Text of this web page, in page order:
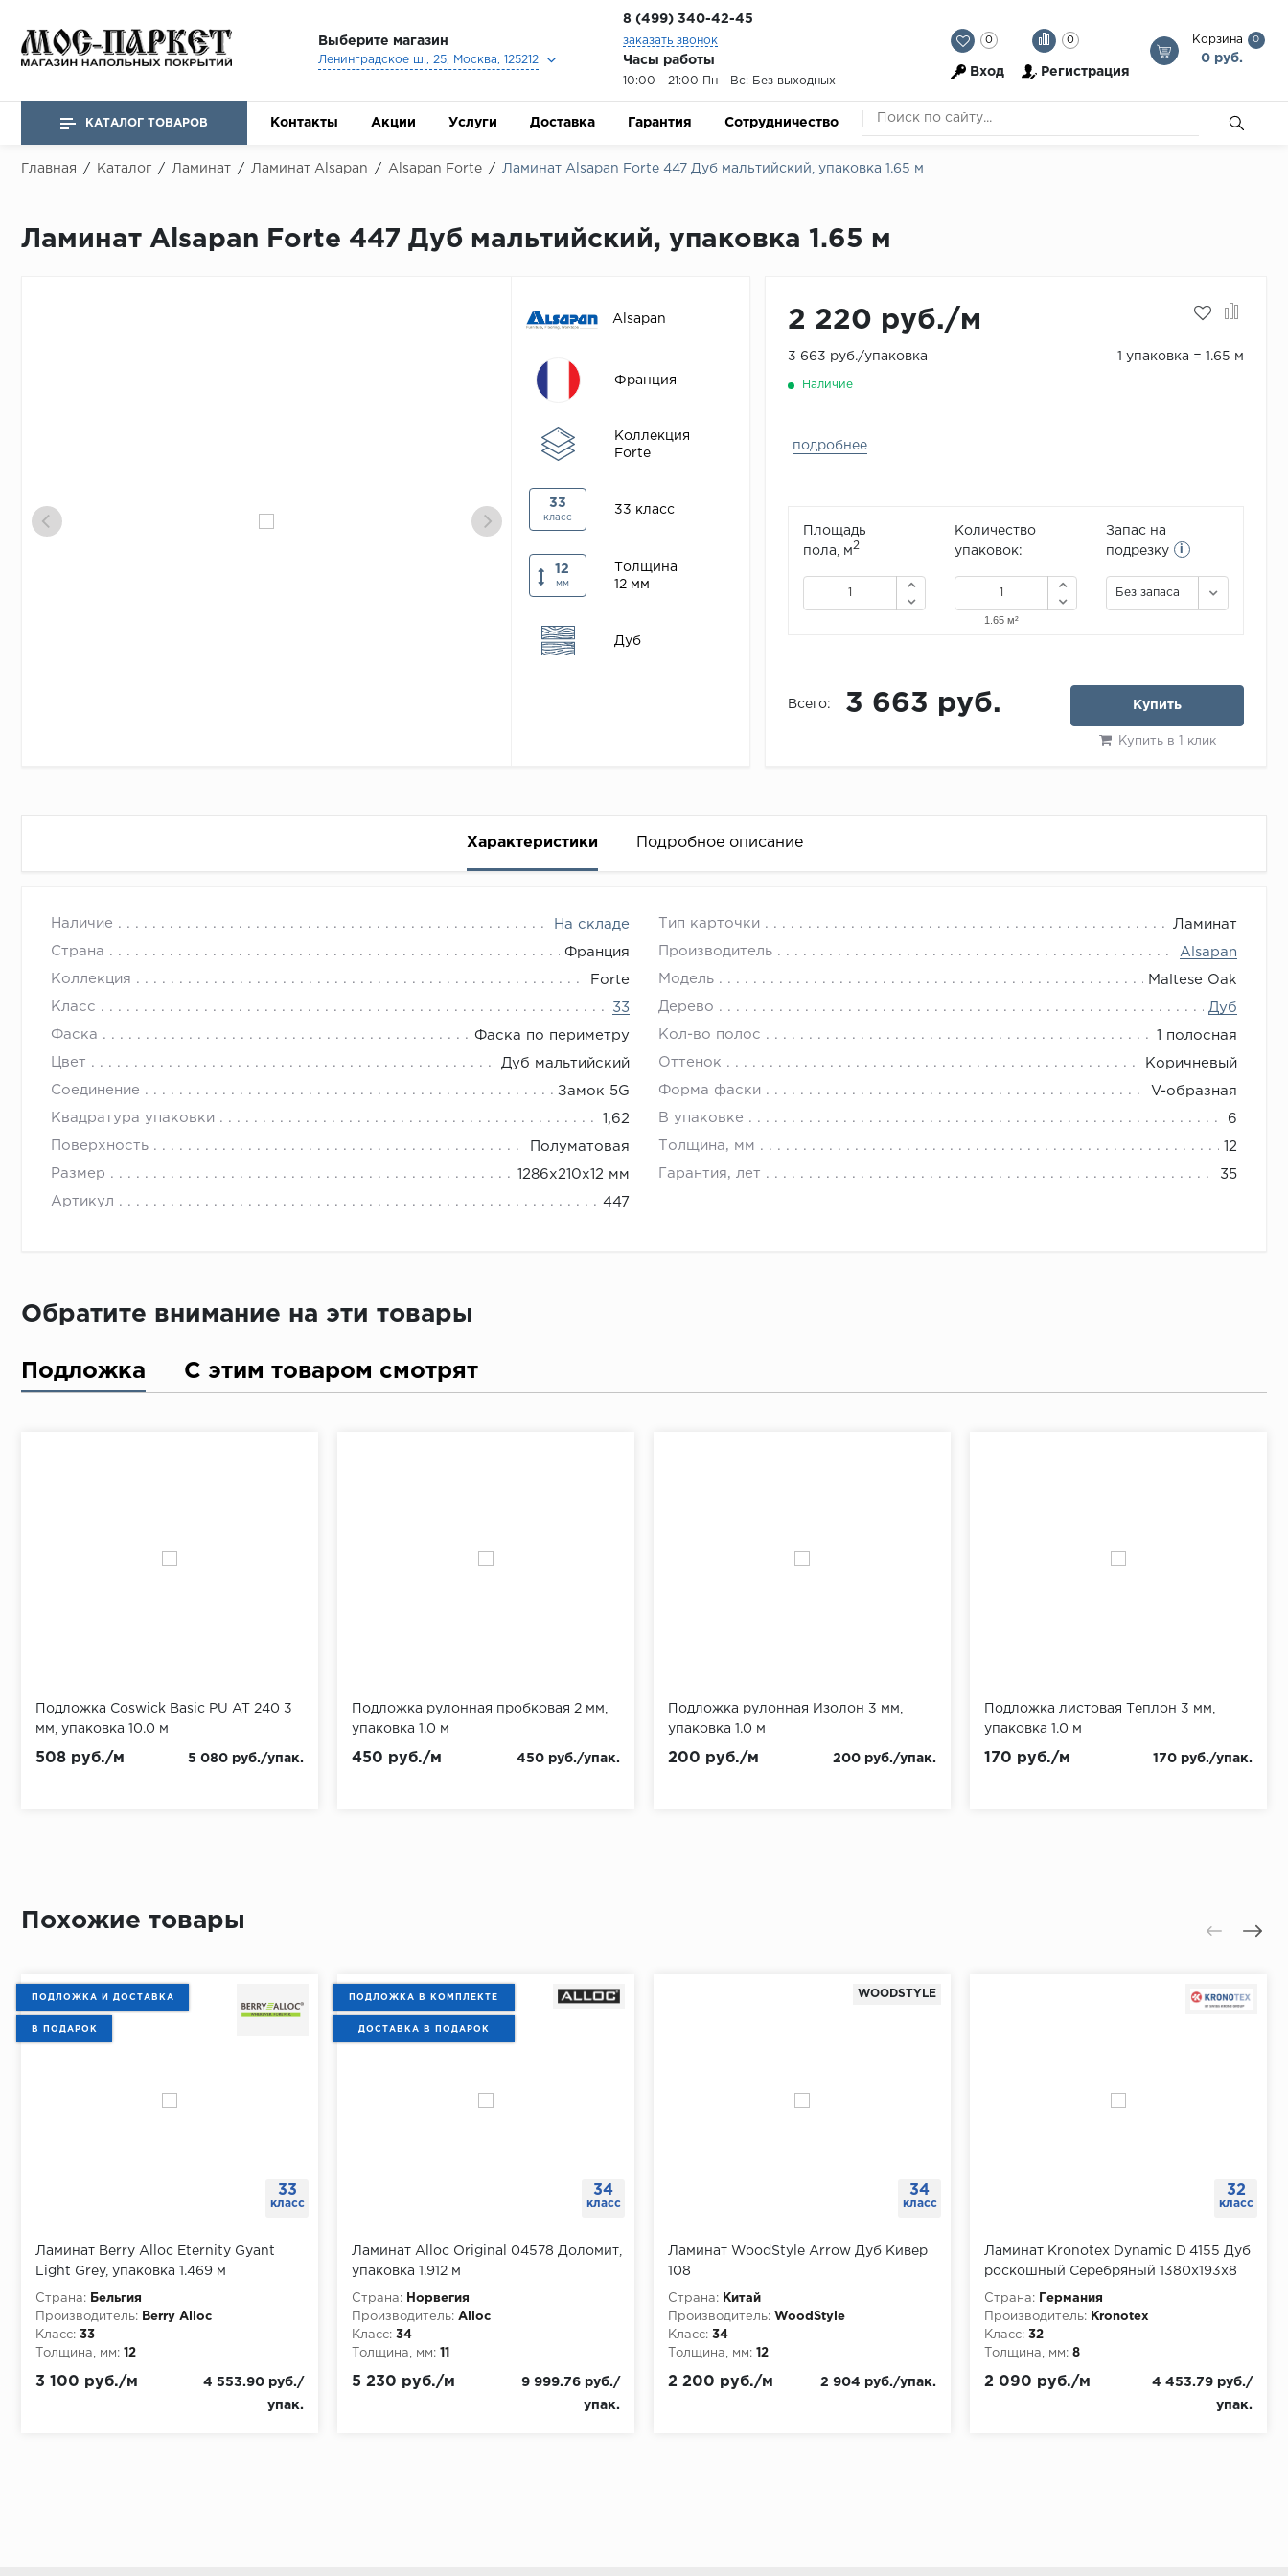
Выберите магазин
Ленинградское ш., 25, Москва, 125212
8 (499) 340-42-45
заказать звонок
Часы работы
10:00 - 21:00 Пн - Вс: Без выходных
0 0
Вход Регистрация
Корзина 0
0 руб.
КАТАЛОГ ТОВАРОВ Контакты Акции Услуги Доставка Гарантия Сотрудничество
Главная / Каталог / Ламинат / Ламинат Alsapan / Alsapan Forte / Ламинат Alsapan Forte 447 Дуб мальтийский, упаковка 1.65 м
Ламинат Alsapan Forte 447 Дуб мальтийский, упаковка 1.65 м
Alsapan
Франция
Коллекция
Forte
33
класс
33 класс
12
мм
Толщина
12 мм
Дуб
2 220 руб./м
3 663 руб./упаковка 1 упаковка = 1.65 м
Наличие
подробнее
Площадь
пола, м2
Количество
упаковок:
Запас на
подрезку
i
Без запаса
Всего: 3 663 руб. Купить
Купить в 1 клик
Характеристики Подробное описание
Наличие На складе Тип карточки Ламинат
Страна Франция Производитель Alsapan
Коллекция Forte Модель Maltese Oak
Класс 33 Дерево Дуб
Фаска Фаска по периметру Кол-во полос 1 полосная
Цвет Дуб мальтийский Оттенок Коричневый
Соединение Замок 5G Форма фаски V-образная
Квадратура упаковки 1,62 В упаковке 6
Поверхность Полуматовая Толщина, мм 12
Размер 1286х210х12 мм Гарантия, лет 35
Артикул 447
Обратите внимание на эти товары
Подложка С этим товаром смотрят
Подложка Coswick Basic PU AT 240 3
мм, упаковка 10.0 м
508 руб./м 5 080 руб./упак.
Подложка рулонная пробковая 2 мм,
упаковка 1.0 м
450 руб./м 450 руб./упак.
Подложка рулонная Изолон 3 мм,
упаковка 1.0 м
200 руб./м 200 руб./упак.
Подложка листовая Теплон 3 мм,
упаковка 1.0 м
170 руб./м 170 руб./упак.
Похожие товары
33
класс
ПОДЛОЖКА И ДОСТАВКА
В ПОДАРОК
Ламинат Berry Alloc Eternity Gyant
Light Grey, упаковка 1.469 м
Страна:
Бельгия
Производитель:
Berry Alloc
Класс: 33
Толщина, мм: 12
3 100 руб./м
4 553.90 руб./
упак.
34
класс
ПОДЛОЖКА В КОМПЛЕКТЕ
ДОСТАВКА В ПОДАРОК
Ламинат Alloc Original 04578 Доломит,
упаковка 1.912 м
Страна:
Норвегия
Производитель: Alloc
Класс: 34
Толщина, мм: 11
5 230 руб./м
9 999.76 руб./
упак.
34
класс
WOODSTYLE
Ламинат WoodStyle Arrow Дуб Кивер
108
Страна:
Китай
Производитель: WoodStyle
Класс: 34
Толщина, мм: 12
2 200 руб./м 2 904 руб./упак.
32
класс
Ламинат Kronotex Dynamic D 4155 Дуб
роскошный Серебряный 1380х193х8
мм, упаковка 2.131 м
Страна:
Германия
Производитель:
Kronotex
Класс: 32
Толщина, мм: 8
2 090 руб./м
4 453.79 руб./
упак.